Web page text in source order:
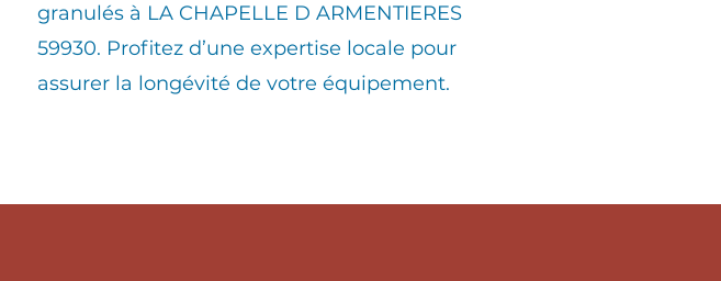
granulés à LA CHAPELLE D ARMENTIERES
59930. Profitez d’une expertise locale pour
assurer la longévité de votre équipement.